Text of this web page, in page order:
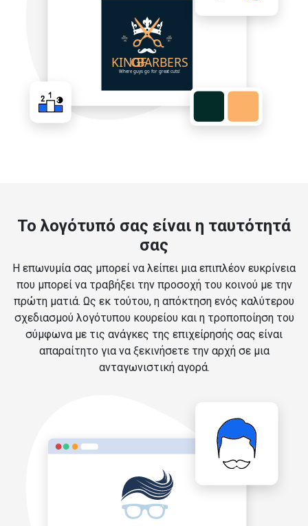
Το λογότυπό σας είναι η ταυτότητά
σας
Η επωνυμία σας μπορεί να λείπει μια επιπλέον ευκρίνεια
που μπορεί να τραβήξει την προσοχή του κοινού με την
πρώτη ματιά. Ως εκ τούτου, η απόκτηση ενός καλύτερου
σχεδιασμού λογότυπου κουρείου και η τροποποίηση του
σύμφωνα με τις ανάγκες της επιχείρησής σας είναι
απαραίτητο για να ξεκινήσετε την αρχή σε μια
ανταγωνιστική αγορά.